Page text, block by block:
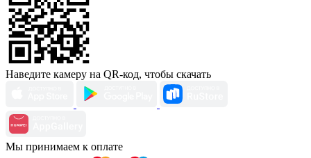
Наведите камеру на QR-код, чтобы скачать
Мы принимаем к оплате